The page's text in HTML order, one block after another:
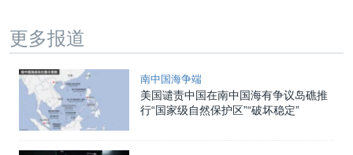
更多报道
南中国海争端
美国谴责中国在南中国海有争议岛礁推
行“国家级自然保护区”“破坏稳定”